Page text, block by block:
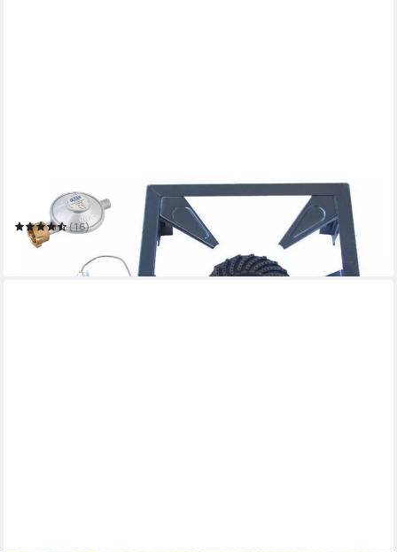
Gaskocher 10,5 KW Profi 4 Fuß Hockerkocher
(16)
ab 89,99 €
in 3-4 Werktagen bei dir